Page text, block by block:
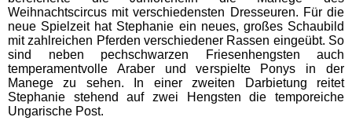
Badeparadies Schwarzwald
Panorama-Bad Freudenstadt
Hamburg Schwimmbäder
Weihnachtscircus mit verschiedensten Dresseuren. Für die
neue Spielzeit hat Stephanie ein neues, großes Schaubild
mit zahlreichen Pferden verschiedener Rassen eingeübt. So
sind neben pechschwarzen Friesenhengsten auch
temperamentvolle Araber und verspielte Ponys in der
Manege zu sehen. In einer zweiten Darbietung reitet
Stephanie stehend auf zwei Hengsten die temporeiche
Ungarische Post.